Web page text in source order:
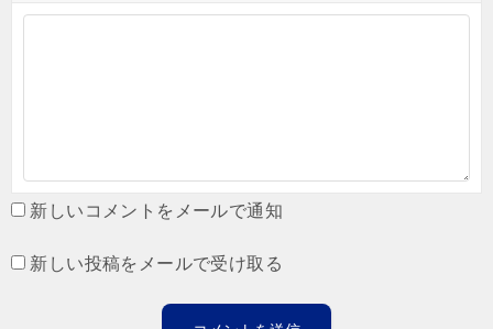
新しいコメントをメールで通知
新しい投稿をメールで受け取る